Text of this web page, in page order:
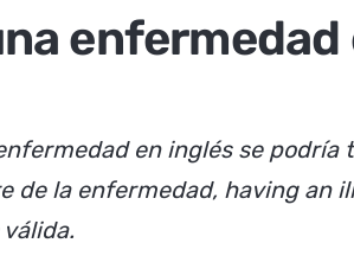
enfermedad
en inglés se podría
de la enfermedad, having an